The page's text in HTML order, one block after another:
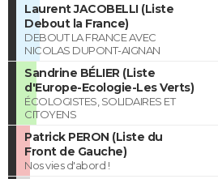
Laurent JACOBELLI (Liste
Debout la France)
DEBOUT LA FRANCE AVEC
NICOLAS DUPONT-AIGNAN
Sandrine BÉLIER (Liste
d'Europe-Ecologie-Les Verts)
ÉCOLOGISTES, SOLIDAIRES ET
CITOYENS
Patrick PERON (Liste du
Front de Gauche)
Nos vies d'abord !